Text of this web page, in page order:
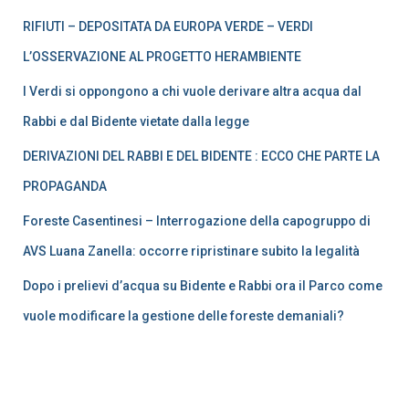
articoli
RIFIUTI – DEPOSITATA DA EUROPA VERDE – VERDI
L’OSSERVAZIONE AL PROGETTO HERAMBIENTE
I Verdi si oppongono a chi vuole derivare altra acqua dal
Rabbi e dal Bidente vietate dalla legge
DERIVAZIONI DEL RABBI E DEL BIDENTE : ECCO CHE PARTE LA
PROPAGANDA
Foreste Casentinesi – Interrogazione della capogruppo di
AVS Luana Zanella: occorre ripristinare subito la legalità
Dopo i prelievi d’acqua su Bidente e Rabbi ora il Parco come
vuole modificare la gestione delle foreste demaniali?